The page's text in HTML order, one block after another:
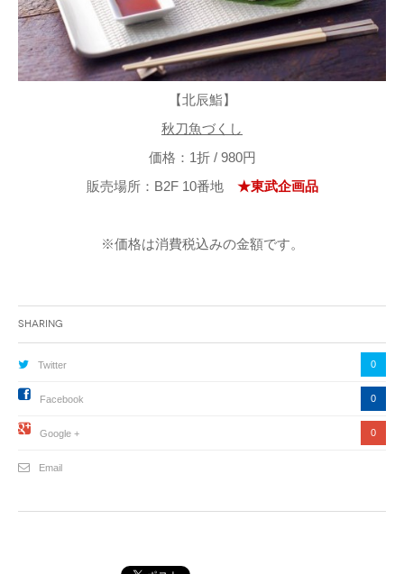
【北辰鮨】
秋刀魚づくし
価格：1折 / 980円
販売場所：B2F 10番地 ★東武企画品
※価格は消費税込みの金額です。
Sharing
Twitter 0
Facebook 0
Google + 0
Email